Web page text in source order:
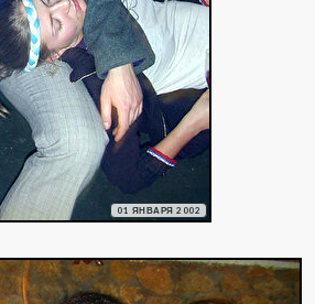
01 ЯНВАРЯ 2002